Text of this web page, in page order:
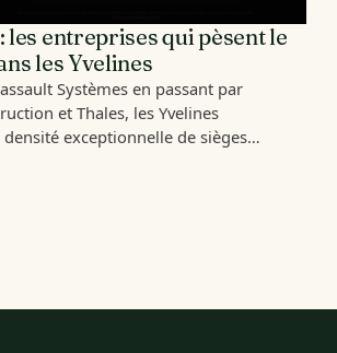
les entreprises qui pèsent le
les Yvelines
Systèmes en passant par
et Thales, les Yvelines
exceptionnelle de sièges…